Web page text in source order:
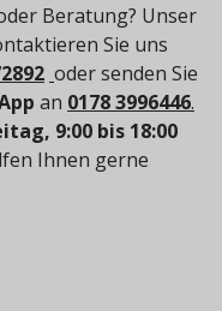
Beratung? Unser
Sie uns
oder senden Sie
an 0178 3996446.
9:00 bis 18:00
Ihnen gerne